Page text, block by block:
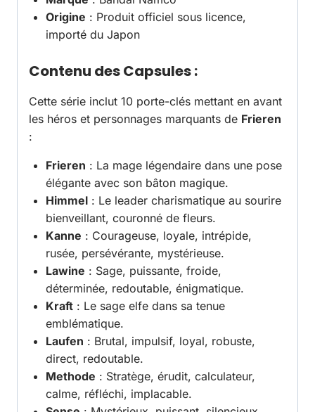
Origine : Produit officiel sous licence,
importé du Japon
Contenu des Capsules:
Cette série inclut 10 porte-clés mettant en avant
les héros et personnages marquants de Frieren
:
Frieren : La mage légendaire dans une pose
élégante avec son bâton magique.
Himmel : Le leader charismatique au sourire
bienveillant, couronné de fleurs.
Kanne : Courageuse, loyale, intrépide,
rusée, persévérante, mystérieuse.
Lawine : Sage, puissante, froide,
déterminée, redoutable, énigmatique.
Kraft : Le sage elfe dans sa tenue
emblématique.
Laufen : Brutal, impulsif, loyal, robuste,
direct, redoutable.
Methode : Stratège, érudit, calculateur,
calme, réfléchi, implacable.